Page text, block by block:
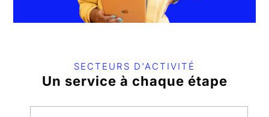
SECTEURS D'ACTIVITÉ
Un service à chaque étape